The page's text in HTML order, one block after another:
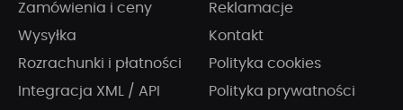
Zamówienia i ceny
Wysyłka
Rozrachunki i płatności
Integracja XML / API
Reklamacje
Kontakt
Polityka cookies
Polityka prywatności